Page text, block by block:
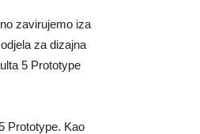
zavirujemo iza
za dizajna
5 Prototype
Prototype. Kao